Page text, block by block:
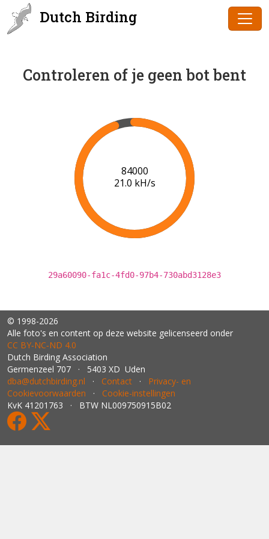
Dutch Birding
Controleren of je geen bot bent
87000
21.1 kH/s
29a60090-fa1c-4fd0-97b4-730abd3128e3
© 1998-2026
Alle foto's en content op deze website gelicenseerd onder
CC BY‑NC‑ND 4.0
Dutch Birding Association
Germenzeel 707 · 5403 XD Uden
dba@dutchbirding.nl · Contact · Privacy- en
Cookievoorwaarden · Cookie-instellingen
KvK 41201763 · BTW NL009750915B02